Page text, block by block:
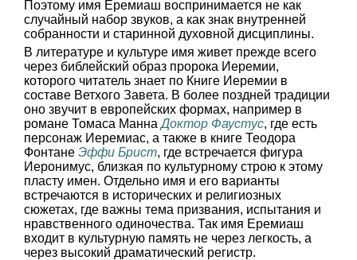
Поэтому имя Еремиаш воспринимается не как
случайный набор звуков, а как знак внутренней
собранности и старинной духовной дисциплины.
В литературе и культуре имя живет прежде всего
через библейский образ пророка Иеремии,
которого читатель знает по Книге Иеремии в
составе Ветхого Завета. В более поздней традиции
оно звучит в европейских формах, например в
романе Томаса МаннаДоктор Фаустус, где есть
персонаж Иеремиас, а также в книге Теодора
Фонтане Эффи Брист, где встречается фигура
Иеронимус, близкая по культурному строю к этому
пласту имен. Отдельно имя и его варианты
встречаются в исторических и религиозных
сюжетах, где важны тема призвания, испытания и
нравственного одиночества. Так имя Еремиаш
входит в культурную память не через легкость, а
через высокий драматический регистр.